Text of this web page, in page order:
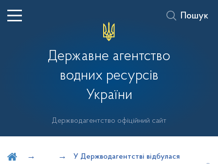
Державне агентство
водних ресурсів
України
Держводагентство офіційний сайт
Пошук
У Держводагентстві відбулася